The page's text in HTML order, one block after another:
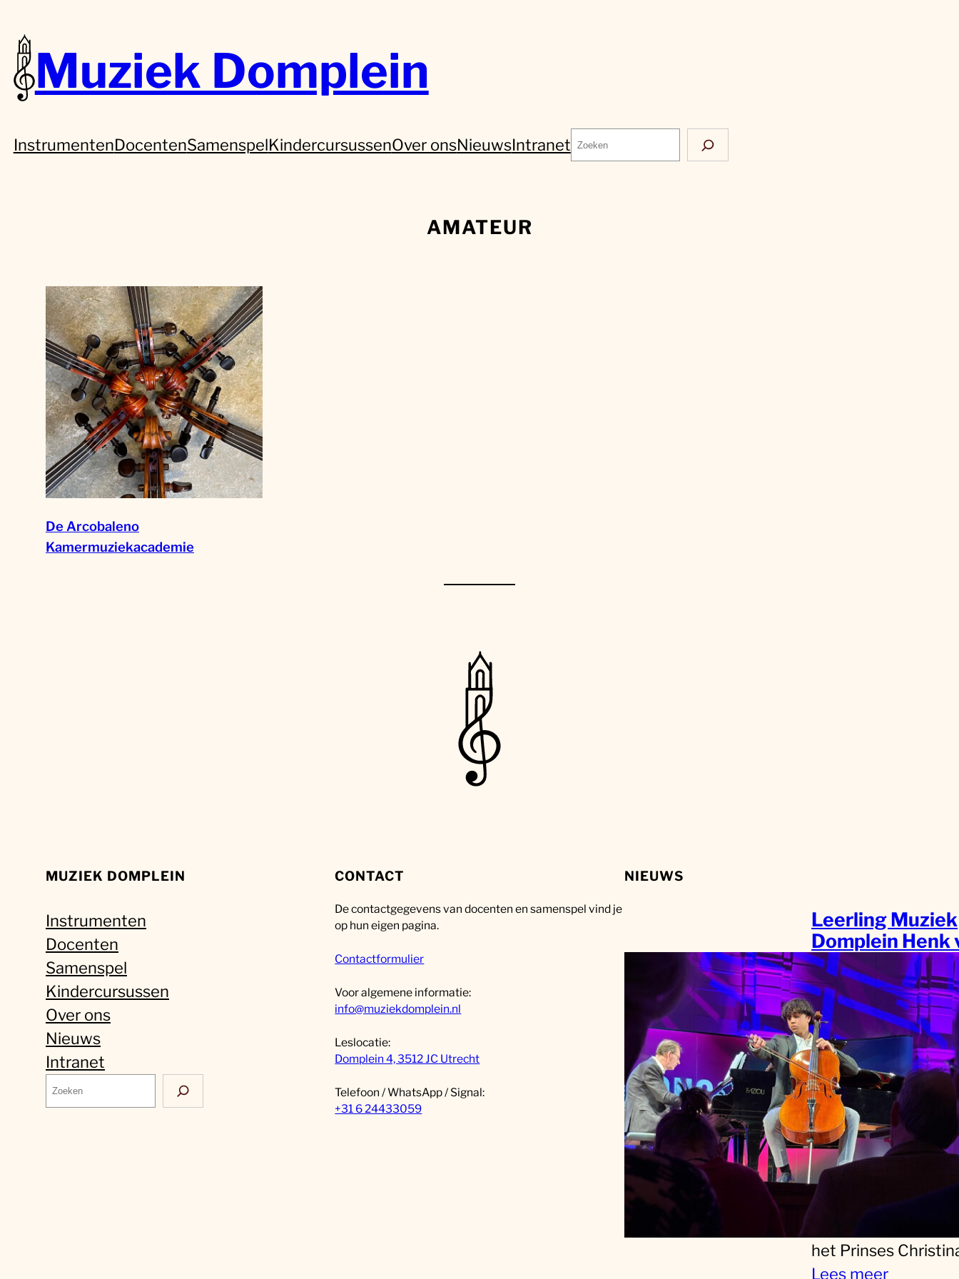
Muziek Domplein
InstrumentenDocentenSamenspelKindercursussenOver onsNieuwsIntranetZoeken
AMATEUR
De Arcobaleno
Kamermuziekacademie
MUZIEK DOMPLEIN
Instrumenten
Docenten
Samenspel
Kindercursussen
Over ons
Nieuws
Intranet
Z
o
CONTACT
De contactgegevens van docenten en samenspel vind je
op hun eigen pagina.
Contactformulier
Voor algemene informatie:
info@muziekdomplein.nl
Leslocatie:
Domplein 4, 3512 JC Utrecht
Telefoon / WhatsApp / Signal:
+31 6 24433059
NIEUWS
Leerling Muziek
Domplein Henk
Kampen wint
prijs tijdens
regiofinale
van Prinses
Christina
Concours 2026!
Jong muzikaal
de regio Utrecht
het weekend van
25 januari succes
geboekt tijdens de
het Prinses
Lees meer